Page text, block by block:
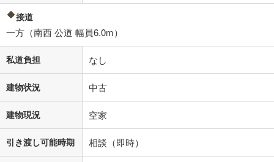
接道
一方（南西 公道 幅員6.0m）
私道負担 なし
建物状況 中古
建物現況 空家
引き渡し可能時期 相談（即時）